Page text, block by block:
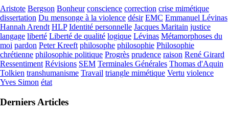
Aristote Bergson Bonheur conscience correction crise mimétique
dissertation Du mensonge à la violence désir EMC Emmanuel Lévinas
Hannah Arendt HLP Identité personnelle Jacques Maritain justice
langage liberté Liberté de qualité logique Lévinas Métamorphoses du
moi pardon Peter Kreeft philosophe philosophie Philosophie
chrétienne philosophie politique Progrès prudence raison René Girard
Ressentiment Révisions SEM Terminales Générales Thomas d'Aquin
Tolkien transhumanisme Travail triangle mimétique Vertu violence
Yves Simon état
Derniers Articles